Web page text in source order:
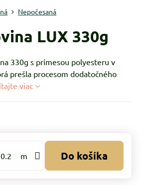
Nepočesaná
LUX 330g
330g s prímesou polyesteru v
prešla procesom dodatočného
viac
m Do košíka